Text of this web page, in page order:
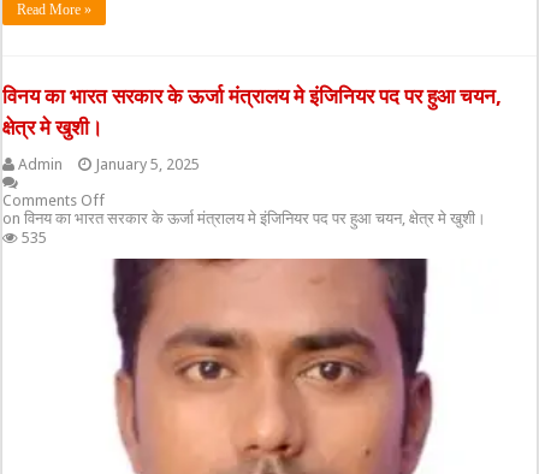
Read More »
विनय का भारत सरकार के ऊर्जा मंत्रालय मे इंजिनियर पद पर हुआ चयन,
क्षेत्र मे खुशी।
Admin
January 5, 2025
Comments Off
on विनय का भारत सरकार के ऊर्जा मंत्रालय मे इंजिनियर पद पर हुआ चयन, क्षेत्र मे खुशी।
535